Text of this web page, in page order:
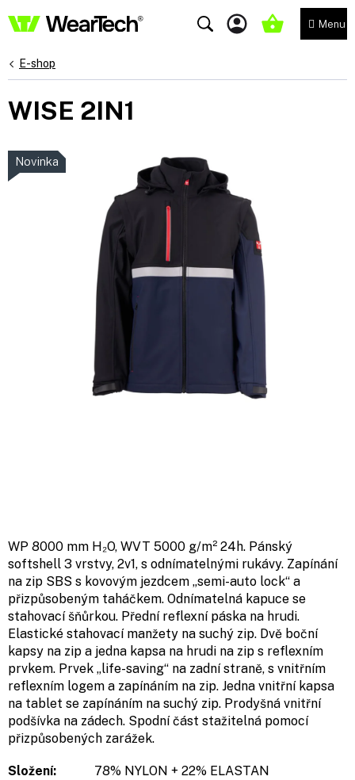
na
NÁKUPNÍ
E-shop
WISE 2IN1
Novinka
WP 8000 mm H₂O, WVT 5000 g/m² 24h. Pánský
softshell 3 vrstvy, 2v1, s odnímatelnými rukávy. Zapínání
na zip SBS s kovovým jezdcem „semi-auto lock“ a
přizpůsobeným taháčkem. Odnímatelná kapuce se
stahovací šňůrkou. Přední reflexní páska na hrudi.
Elastické stahovací manžety na suchý zip. Dvě boční
kapsy na zip a jedna kapsa na hrudi na zip s reflexním
prvkem. Prvek „life-saving“ na zadní straně, s vnitřním
reflexním logem a zapínáním na zip. Jedna vnitřní kapsa
na tablet se zapínáním na suchý zip. Prodyšná vnitřní
podšívka na zádech. Spodní část stažitelná pomocí
přizpůsobených zarážek.
Složení:
78% NYLON + 22% ELASTAN